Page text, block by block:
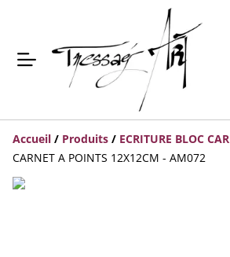
Accueil / Produits / ECRITURE BLOC
CARNET A POINTS 12X12CM - AM072